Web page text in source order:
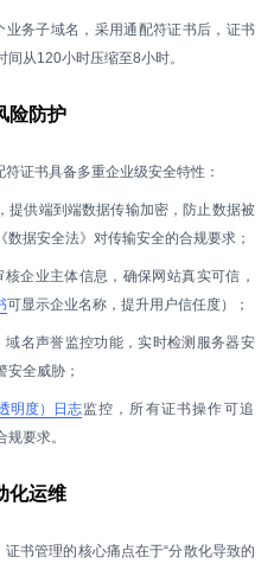
务子域名，采用通配符证书后，证书
从120小时压缩至8小时。
险防护
证书具备多重企业级安全特性：
提供端到端数据传输加密，防止数据被
据安全法》对传输安全的合规要求；
企业主体信息，确保网站真实可信，
可显示企业名称，提升用户信任度）；
域名声誉监控功能，实时检测服务器安
全威胁；
明度）日志监控，所有证书操作可追
要求。
化运维
书管理的核心痛点在于“分散化导致的